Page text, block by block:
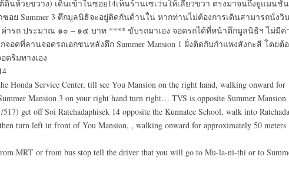
ห้วยขวาง) เดินเข้าในซอย14เห็นร้านเซเว่นให้เลี้ยวขวา ตรงมาจนถึงยูแมนชั่น
าซอย Summer 3 ตึกมูลนิธิจะอยู่ติดกันด้านใน หากท่านไม่ต้องการเดินสามารถนั่งวิ
ารถ ประมาณ ๑๐ – ๑๕ บาท **** ขับรถมาเอง จอดรถได้ที่หน้าตึกมูลนิธิฯ ไม่มีค่
ดที่ลานจอดรถเอกชนหลังตึก Summer Mansion 1 ฝั่งติดกับกำแพงสังกะสี โดยต้
ดริมทางเอง
Service Center, till see You Mansion on the right hand, walking onward for
Mansion 3 on your right hand turn right… TVS is opposite Summer Mansion
get off Soi Ratchadaphisek 14 opposite the Kunnatee School, walk into Ratchada
turn left in front of You Mansion, , walking onward for approximately 50 meters
MRT or from bus stop tell the driver that you will go to Mu-la-ni-thi or to